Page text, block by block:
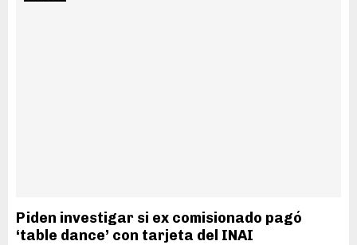
Piden investigar si ex comisionado pagó
‘table dance’ con tarjeta del INAI